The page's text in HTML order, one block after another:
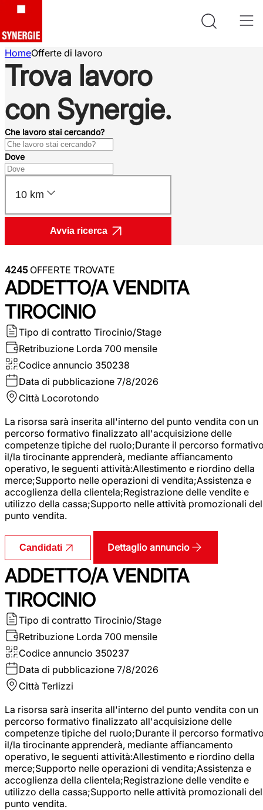
HomeOfferte di lavoro
Trova lavoro
con Synergie.
Che lavoro stai cercando?
Dove
10 km
Avvia ricerca
4245OFFERTE TROVATE
ADDETTO/A VENDITA
TIROCINIO
Tipo di contratto Tirocinio/Stage
Retribuzione Lorda 700 mensile
Codice annuncio 350238
Data di pubblicazione 7/8/2026
Città Locorotondo
La risorsa sarà inserita all'interno del punto vendita con un
percorso formativo finalizzato all'acquisizione delle
competenze tipiche del ruolo;Durante il percorso
il/la tirocinante apprenderà, mediante affiancamento
operativo, le seguenti attività:Allestimento e riordino della
merce;Supporto nelle operazioni di vendita;Assistenza e
accoglienza della clientela;Registrazione delle vendite e
utilizzo della cassa;Supporto nelle attività promozionali del
punto vendita.
Candidati Dettaglio annuncio
ADDETTO/A VENDITA
TIROCINIO
Tipo di contratto Tirocinio/Stage
Retribuzione Lorda 700 mensile
Codice annuncio 350237
Data di pubblicazione 7/8/2026
Città Terlizzi
La risorsa sarà inserita all'interno del punto vendita con un
percorso formativo finalizzato all'acquisizione delle
competenze tipiche del ruolo;Durante il percorso
il/la tirocinante apprenderà, mediante affiancamento
operativo, le seguenti attività:Allestimento e riordino della
merce;Supporto nelle operazioni di vendita;Assistenza e
accoglienza della clientela;Registrazione delle vendite e
utilizzo della cassa;Supporto nelle attività promozionali del
punto vendita.